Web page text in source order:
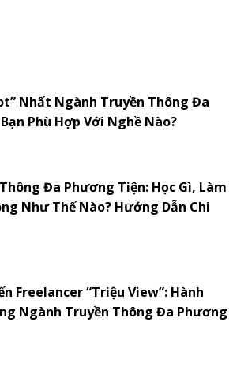
Nhất Ngành Truyền Thông Đa
Phù Hợp Với Nghề Nào?
Đa Phương Tiện: Học Gì, Làm
Như Thế Nào? Hướng Dẫn Chi
Freelancer “Triệu View”: Hành
Ngành Truyền Thông Đa Phương